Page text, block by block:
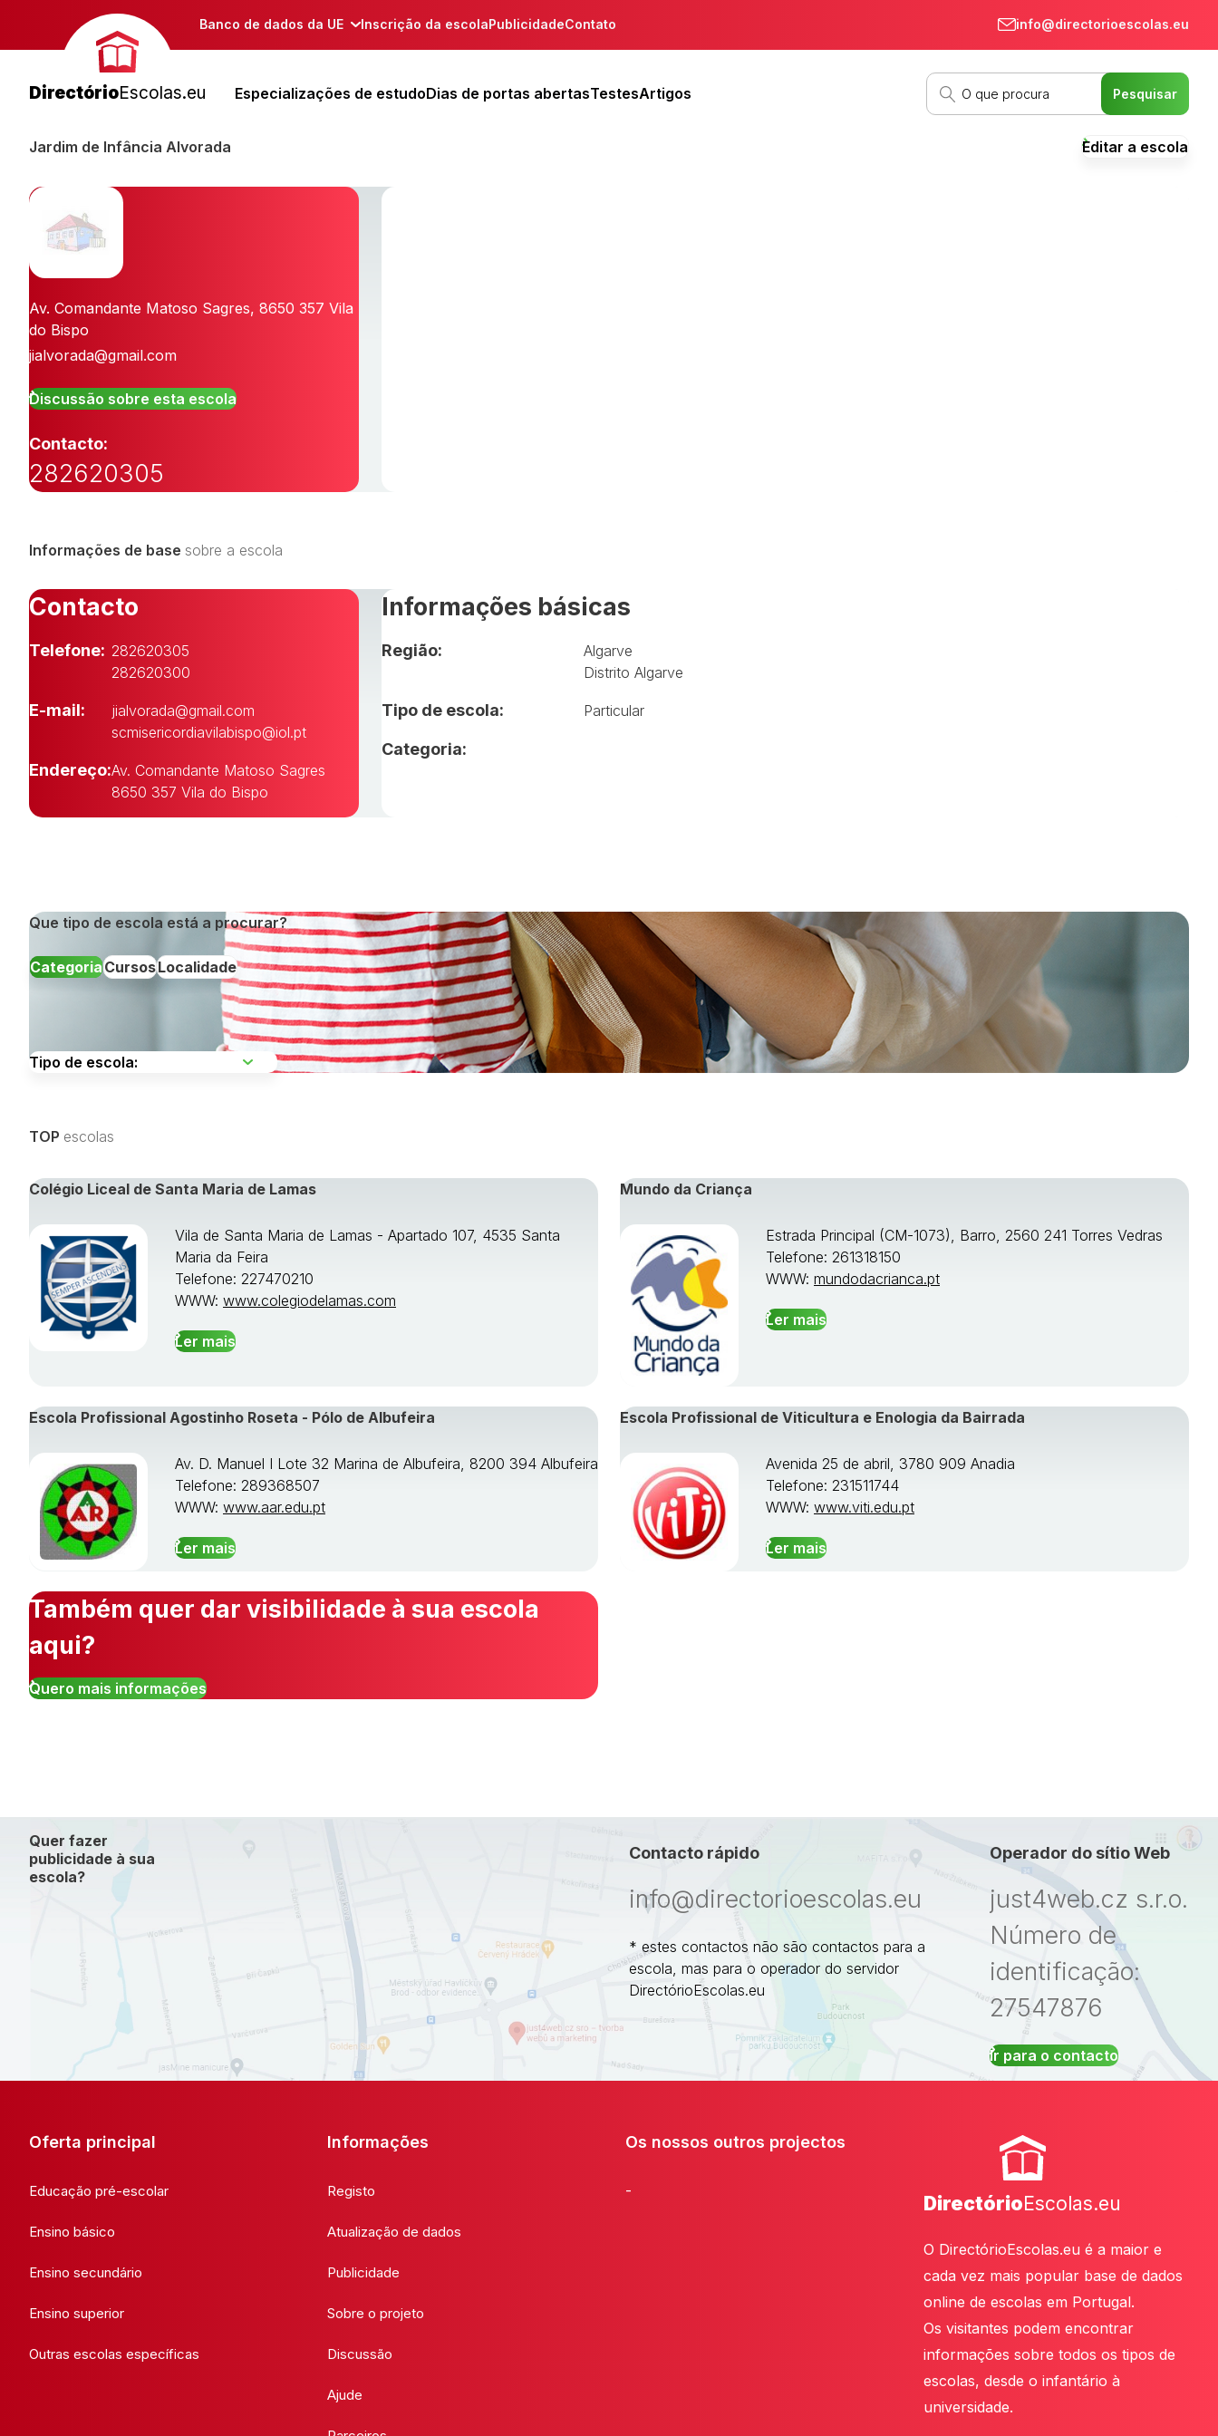
Banco de dados da UE Inscrição da escolaPublicidadeContato info@directorioescolas.eu
DirectórioEscolas.eu Especializações de estudoDias de portas abertasTestesArtigos
Jardim de Infância Alvorada Editar a escola
Av. Comandante Matoso Sagres, 8650 357 Vila
do Bispo
jialvorada@gmail.com
Discussão sobre esta escola
Contacto:
282620305
Informações de base sobre a escola
Contacto
Telefone: 282620305
282620300
E-mail:
jialvorada@gmail.com
scmisericordiavilabispo@iol.pt
Endereço:Av. Comandante Matoso Sagres
8650 357 Vila do Bispo
Informações básicas
Região:
Algarve
Distrito Algarve
Tipo de escola: Particular
Categoria:
Que tipo de escola está a procurar?
CategoriaCursosLocalidade
TOP escolas
Colégio Liceal de Santa Maria de Lamas
Vila de Santa Maria de Lamas - Apartado 107, 4535 Santa
Maria da Feira
Telefone: 227470210
WWW: www.colegiodelamas.com
Ler mais
Mundo da Criança
Estrada Principal (CM-1073), Barro, 2560 241 Torres Vedras
Telefone: 261318150
WWW: mundodacrianca.pt
Ler mais
Escola Profissional Agostinho Roseta - Pólo de Albufeira
Av. D. Manuel I Lote 32 Marina de Albufeira, 8200 394 Albufeira
Telefone: 289368507
WWW: www.aar.edu.pt
Ler mais
Escola Profissional de Viticultura e Enologia da Bairrada
Avenida 25 de abril, 3780 909 Anadia
Telefone: 231511744
WWW: www.viti.edu.pt
Ler mais
Também quer dar visibilidade à sua escola
aqui?
Quero mais informações
Quer fazer
publicidade à sua
escola?
Contacto rápido
info@directorioescolas.eu
* estes contactos não são contactos para a
escola, mas para o operador do servidor
DirectórioEscolas.eu
Operador do sítio Web
just4web.cz s.r.o.
Número de
identificação:
27547876
Ir para o contacto
Oferta principal
Educação pré-escolar
Ensino básico
Ensino secundário
Ensino superior
Outras escolas específicas
Informações
Registo
Atualização de dados
Publicidade
Sobre o projeto
Discussão
Ajude
Os nossos outros projectos
-
DirectórioEscolas.eu
O DirectórioEscolas.eu é a maior e
cada vez mais popular base de dados
online de escolas em Portugal.
Os visitantes podem encontrar
informações sobre todos os tipos de
escolas, desde o infantário à
universidade.